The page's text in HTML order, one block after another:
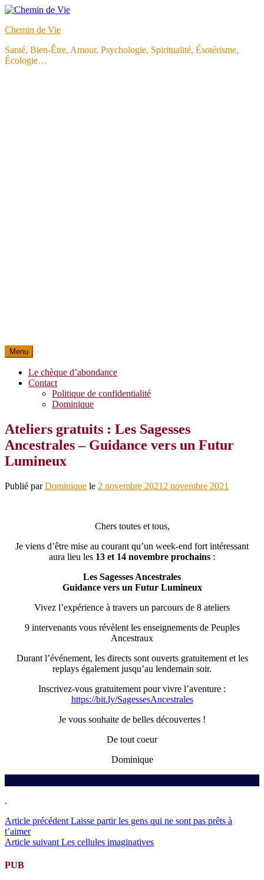
Aller
contenu
Chemin de Vie
Santé, Bien-Être, Amour, Psychologie, Spiritualité, Ésotérisme,
Écologie…
Menu
Le chèque d’abondance
Contact
Politique de confidentialité
Dominique
Ateliers gratuits : Les Sagesses
Ancestrales – Guidance vers un Futur
Lumineux
Publié parDominique le 2 novembre 2021 2 novembre 2021
Chers toutes et tous,
Je viens d’être mise au courant qu’un week-end fort intéressant
aura lieu les 13 et 14 novembre prochains :
Les Sagesses Ancestrales
Guidance vers un Futur Lumineux
Vivez l’expérience à travers un parcours de 8 ateliers
9 intervenants vous révèlent les enseignements de Peuples
Ancestraux
Durant l’événement, les directs sont ouverts gratuitement et les
replays également jusqu’au lendemain soir.
Inscrivez-vous gratuitement pour vivre l’aventure :
https://bit.ly/SagessesAncestrales
Je vous souhaite de belles découvertes !
De tout coeur
Dominique
.
Lire
la
Article précédent Laisse partir les gens qui ne sont pas prêts à
t’aimer
Article suivant Les cellules imaginatives
PUB